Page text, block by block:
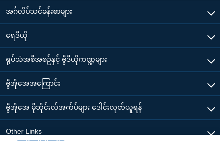
အင်္ဂလိပ်သင်ခန်းစာများ
ရေဒီယို
ရုပ်သံအစီအစဉ်နှင့် ဗွီဒီယိုကဏ္ဍများ
ဗွီအိုအေအကြောင်း
ဗွီအိုအေ မိုဘိုင်းလ်အက်ပ်များ ဒေါင်းလုတ်ယူရန်
Other Links